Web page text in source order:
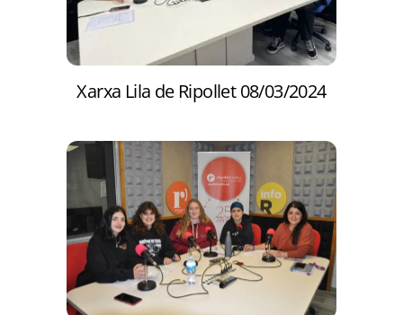
Xarxa Lila de Ripollet 08/03/2024